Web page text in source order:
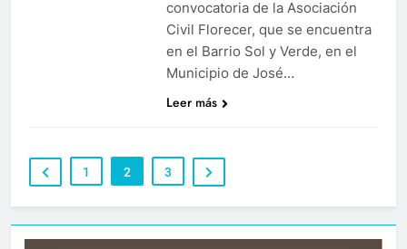
convocatoria de la Asociación
Civil Florecer, que se encuentra
en el Barrio Sol y Verde, en el
Municipio de José…
Leer más
1 2 3